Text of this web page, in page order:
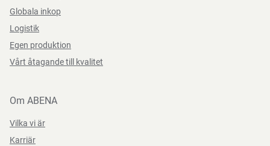
Globala inkop
Logistik
Egen produktion
Vårt åtagande till kvalitet
Om ABENA
Vilka vi är
Karriär